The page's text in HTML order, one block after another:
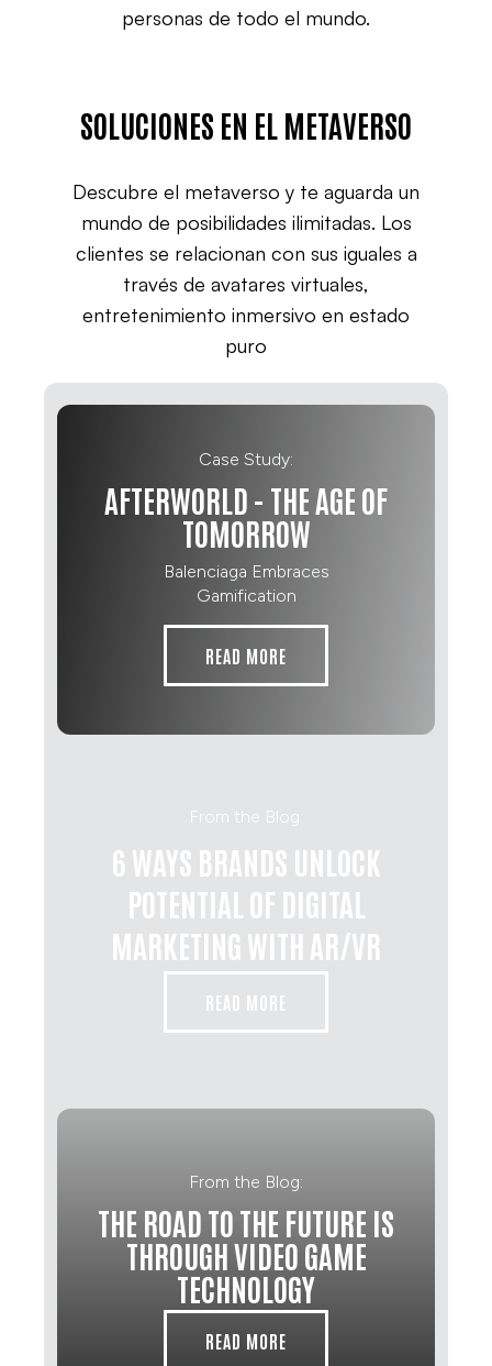
personas de todo el mundo.
SOLUCIONES EN EL METAVERSO
Descubre el metaverso y te aguarda un
mundo de posibilidades ilimitadas. Los
clientes se relacionan con sus iguales a
través de avatares virtuales,
entretenimiento inmersivo en estado
puro
Case Study:
AFTERWORLD - THE AGE OF
TOMORROW
Balenciaga Embraces
Gamification
READ MORE
From the Blog:
6 WAYS BRANDS UNLOCK
POTENTIAL OF DIGITAL
MARKETING WITH AR/VR
READ MORE
From the Blog:
THE ROAD TO THE FUTURE IS
THROUGH VIDEO GAME
TECHNOLOGY
READ MORE